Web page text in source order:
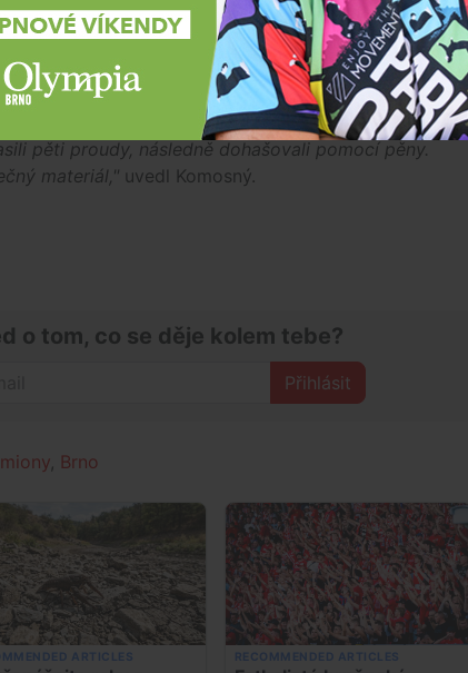
pracují na přestavbě křížení dálnic D1 a D2,
provozu.
druhý ze čtyř stupňů požárního poplachu, uvedl jejich
šest jednotek včetně jedné jednotky
pěti proudy, následně dohašovali pomocí pěny.
materiál," uvedl Komosný.
o tom, co se děje kolem tebe?
Přihlásit
Brno